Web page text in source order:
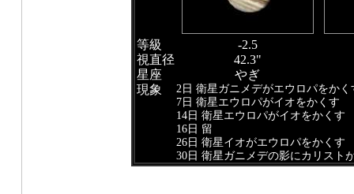
等級
-2.5
視直径
42.3"
星座
やぎ
現象
2日 衛星ガニメデがエウロパをかく
7日 衛星エウロパがイオをかくす
14日 衛星エウロパがイオをかくす
16日 留
26日 衛星イオがエウロパをかくす
30日 衛星ガニメデの影にカリスト